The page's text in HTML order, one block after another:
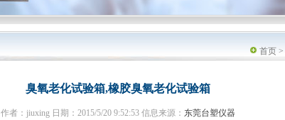
首页>
臭氧老化试验箱,橡胶臭氧老化试验箱
作者：jiuxing 日期：2015/5/20 9:52:53 信息来源： 东莞台塑仪器